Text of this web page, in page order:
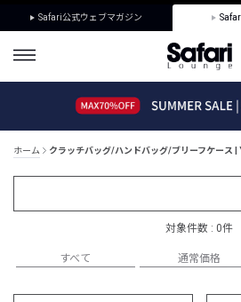
Safari公式ウェブマガジン
ホーム クラッチバッグ/ハンドバッグ/ブリーフケース |
対象件数 : 0件
すべて 通常価格